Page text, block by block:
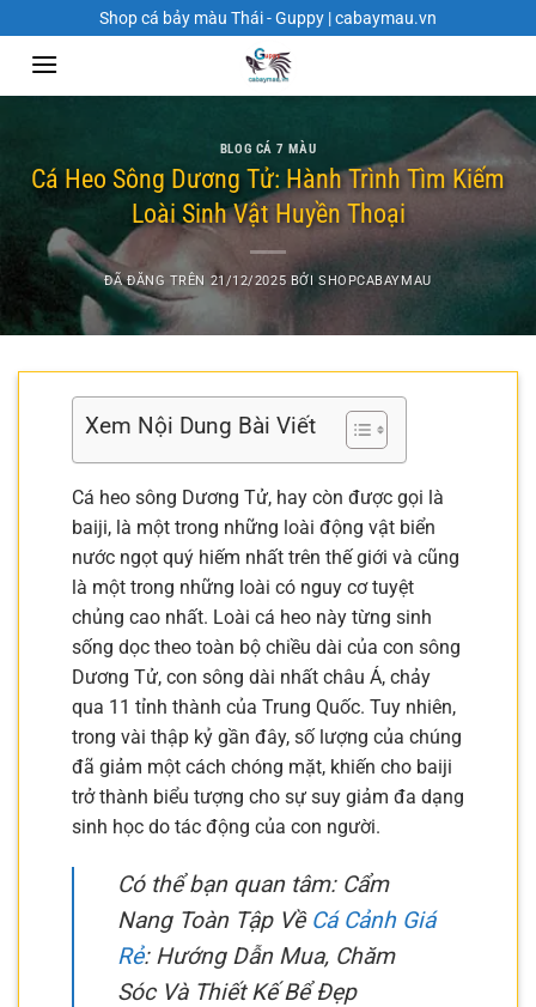
đến
dung
Shop cá bảy màu Thái - Guppy | cabaymau.vn
BLOG CÁ 7 MÀU
Cá Heo Sông Dương Tử: Hành Trình Tìm Kiếm
Loài Sinh Vật Huyền Thoại
ĐÃ ĐĂNG TRÊN 21/12/2025 BỞI SHOPCABAYMAU
Xem Nội Dung Bài Viết
Cá heo sông Dương Tử, hay còn được gọi là
baiji, là một trong những loài động vật biển
nước ngọt quý hiếm nhất trên thế giới và cũng
là một trong những loài có nguy cơ tuyệt
chủng cao nhất. Loài cá heo này từng sinh
sống dọc theo toàn bộ chiều dài của con sông
Dương Tử, con sông dài nhất châu Á, chảy
qua 11 tỉnh thành của Trung Quốc. Tuy nhiên,
trong vài thập kỷ gần đây, số lượng của chúng
đã giảm một cách chóng mặt, khiến cho baiji
trở thành biểu tượng cho sự suy giảm đa dạng
sinh học do tác động của con người.
Có thể bạn quan tâm: Cẩm
Nang Toàn Tập Về Cá Cảnh Giá
Rẻ: Hướng Dẫn Mua, Chăm
Sóc Và Thiết Kế Bể Đẹp